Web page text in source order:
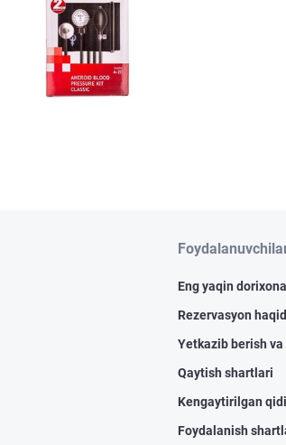
Eng yaqin
Rezervasyon
Yetkazib berish va
Qaytish shartlari
Kengaytirilgan
Foydalanish